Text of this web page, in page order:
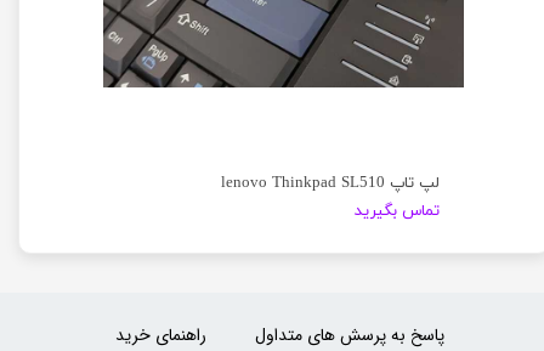
لپ تاپ lenovo Thinkpad SL510
تماس بگیرید
راهنمای خرید پاسخ به پرسش های متداول